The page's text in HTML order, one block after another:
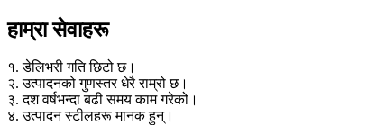
हाम्रा सेवाहरू
१. डेलिभरी गति छिटो छ।
२. उत्पादनको गुणस्तर धेरै राम्रो छ।
३. दश वर्षभन्दा बढी समय काम गरेको।
४. उत्पादन स्टीलहरू मानक हुन्।